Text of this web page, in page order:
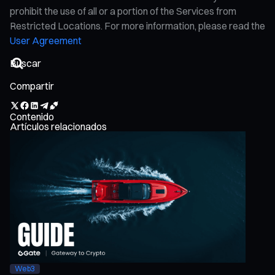
prohibit the use of all or a portion of the Services from
Restricted Locations. For more information, please read the
User Agreement
Compartir
Contenido
Artículos relacionados
Web3